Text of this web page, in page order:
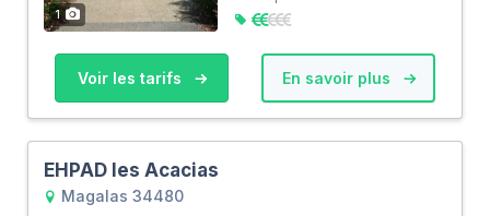
1
Voir les tarifs En savoir plus
EHPAD les Acacias
Magalas 34480